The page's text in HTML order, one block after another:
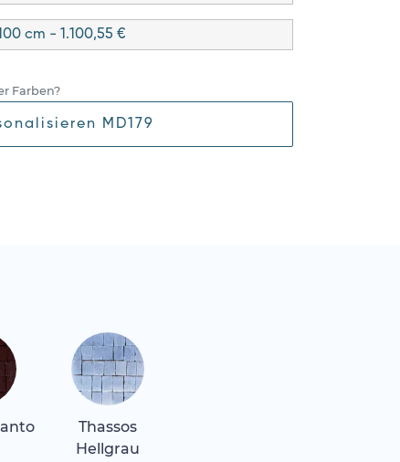
cm - 1.100,55 €
Farben?
MD179
Thassos
Hellgrau